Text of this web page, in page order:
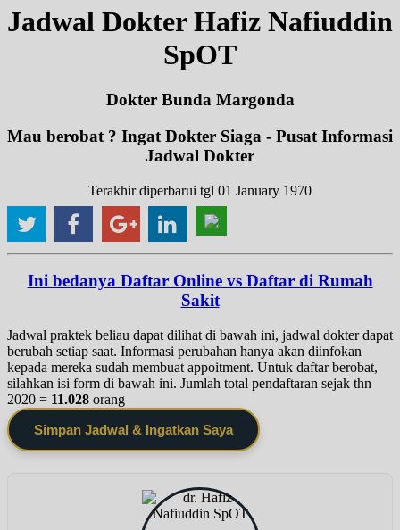
Jadwal Dokter Hafiz Nafiuddin
SpOT
Dokter Bunda Margonda
Mau berobat ? Ingat Dokter Siaga - Pusat Informasi
Jadwal Dokter
Terakhir diperbarui tgl 01 January 1970
Ini bedanya Daftar Online vs Daftar di Rumah
Sakit
Jadwal praktek beliau dapat dilihat di bawah ini, jadwal dokter dapat
berubah setiap saat. Informasi perubahan hanya akan diinfokan
kepada mereka sudah membuat appoitment. Untuk daftar berobat,
silahkan isi form di bawah ini. Jumlah total pendaftaran sejak thn
2020 = 11.028 orang
Simpan Jadwal & Ingatkan Saya